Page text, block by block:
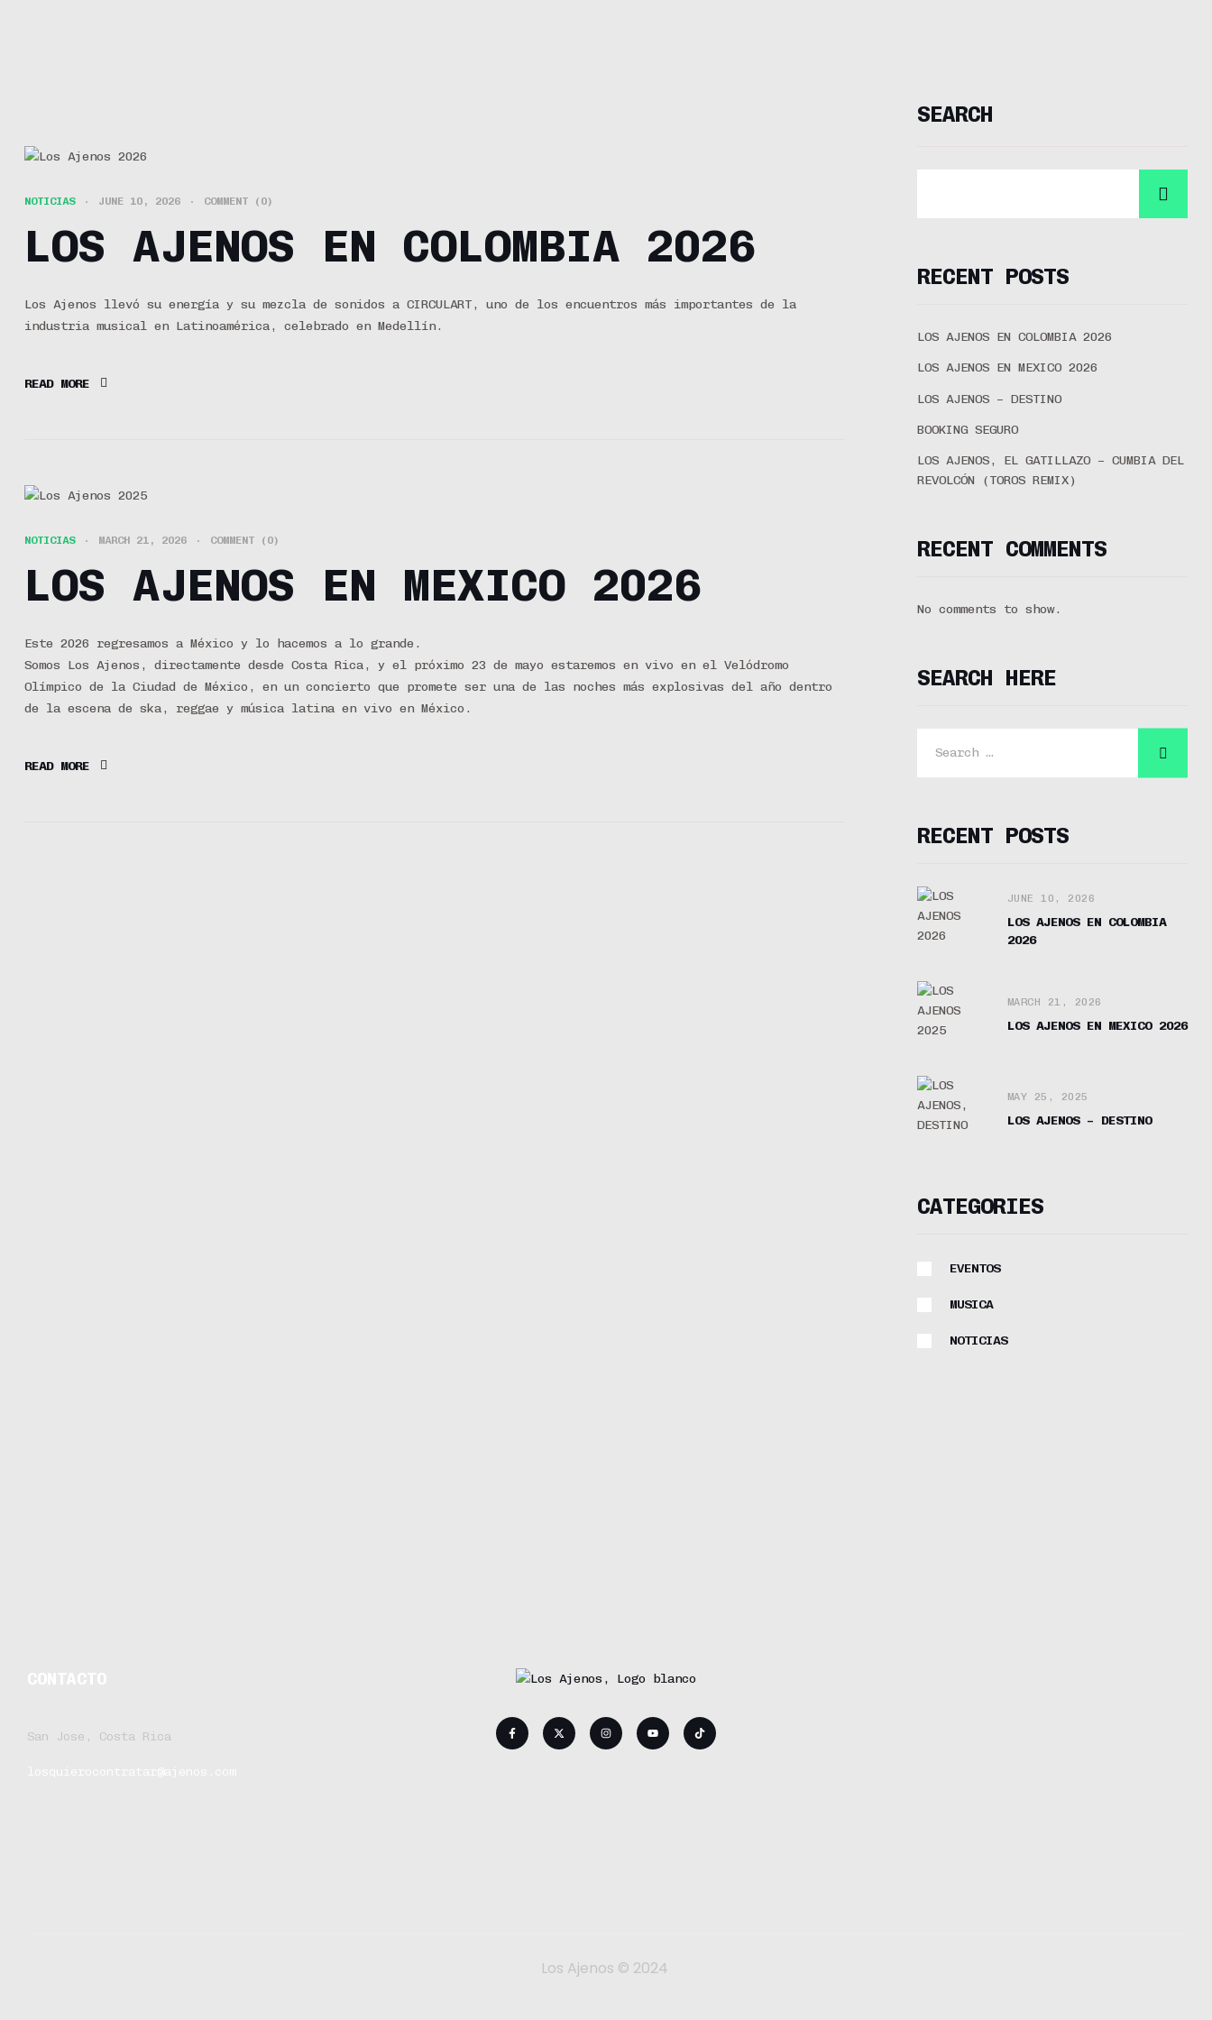
NOTICIAS JUNE 10, 2026 COMMENT (0)
LOS AJENOS EN COLOMBIA 2026
Los Ajenos llevó su energía y su mezcla de sonidos a CIRCULART, uno de los encuentros más importantes de la
industria musical en Latinoamérica, celebrado en Medellín.
READ MORE
NOTICIAS MARCH 21, 2026 COMMENT (0)
LOS AJENOS EN MEXICO 2026
Este 2026 regresamos a México y lo hacemos a lo grande.
Somos Los Ajenos, directamente desde Costa Rica, y el próximo 23 de mayo estaremos en vivo en el Velódromo
Olímpico de la Ciudad de México, en un concierto que promete ser una de las noches más explosivas del año dentro
de la escena de ska, reggae y música latina en vivo en México.
READ MORE
SEARCH
RECENT POSTS
LOS AJENOS EN COLOMBIA 2026
LOS AJENOS EN MEXICO 2026
LOS AJENOS – DESTINO
BOOKING SEGURO
LOS AJENOS, EL GATILLAZO – CUMBIA DEL
REVOLCÓN (TOROS REMIX)
RECENT COMMENTS
No comments to show.
SEARCH HERE
RECENT POSTS
JUNE 10, 2026
LOS AJENOS EN COLOMBIA
2026
MARCH 21, 2026
LOS AJENOS EN MEXICO 2026
MAY 25, 2025
LOS AJENOS – DESTINO
CATEGORIES
EVENTOS
MUSICA
NOTICIAS
San Jose, Costa Rica
Los Ajenos © 2024